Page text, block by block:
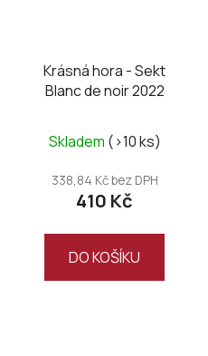
Krásná hora - Sekt
Blanc de noir 2022
Skladem (>10 ks)
338,84 Kč bez DPH
410 Kč
DO KOŠÍKU